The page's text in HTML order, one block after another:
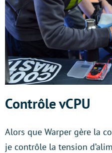
Contrôle vCPU
Alors que Warper gère la
je contrôle la tension